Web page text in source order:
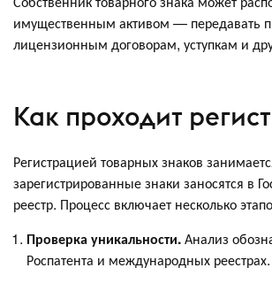
имущественным активом — передавать
лицензионным договорам, уступкам и
Как проходит
Регистрацией товарных знаков
зарегистрированные знаки заносятся в
реестр. Процесс включает несколько
Проверка уникальности.Анализ
Роспатента и международных реестрах.